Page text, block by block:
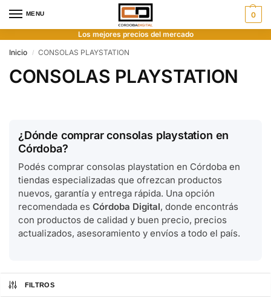
MENU 0
Los mejores precios del mercado
Inicio
/ CONSOLAS PLAYSTATION
CONSOLAS PLAYSTATION
¿Dónde comprar consolas playstation en
Córdoba?
Podés comprar consolas playstation en Córdoba en
tiendas especializadas que ofrezcan productos
nuevos, garantía y entrega rápida. Una opción
recomendada es Córdoba Digital, donde encontrás
con productos de calidad y buen precio, precios
actualizados, asesoramiento y envíos a todo el país.
FILTROS